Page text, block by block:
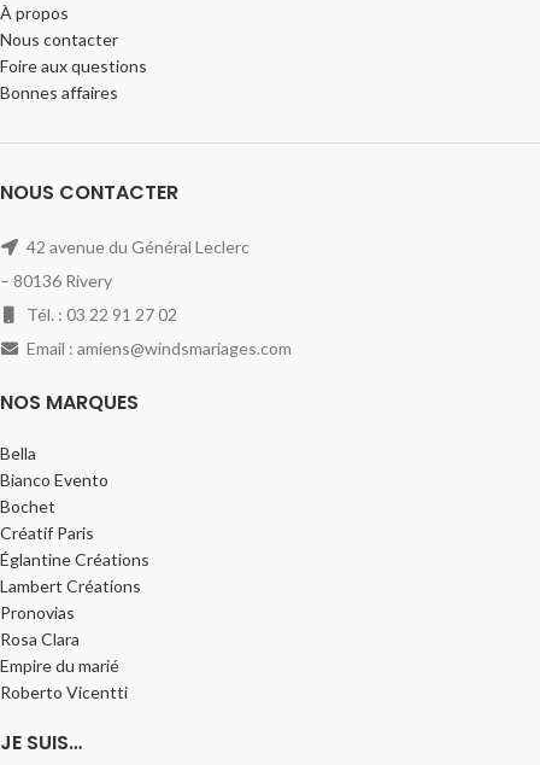
À propos
Nous contacter
Foire aux questions
Bonnes affaires
NOUS CONTACTER
42 avenue du Général Leclerc
– 80136 Rivery
Tél. : 03 22 91 27 02
Email : amiens@windsmariages.com
NOS MARQUES
Bella
Bianco Evento
Bochet
Créatif Paris
Églantine Créations
Lambert Créations
Pronovias
Rosa Clara
Empire du marié
Roberto Vicentti
JE SUIS…